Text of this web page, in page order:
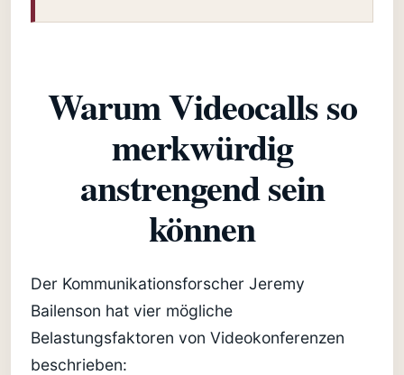
Warum Videocalls so
merkwürdig
anstrengend sein
können
Der Kommunikationsforscher Jeremy
Bailenson hat vier mögliche
Belastungsfaktoren von Videokonferenzen
beschrieben: